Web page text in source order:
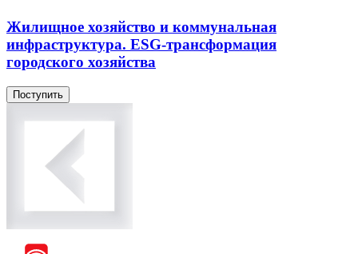
Жилищное хозяйство и коммунальная
инфраструктура. ESG-трансформация
городского хозяйства
Поступить